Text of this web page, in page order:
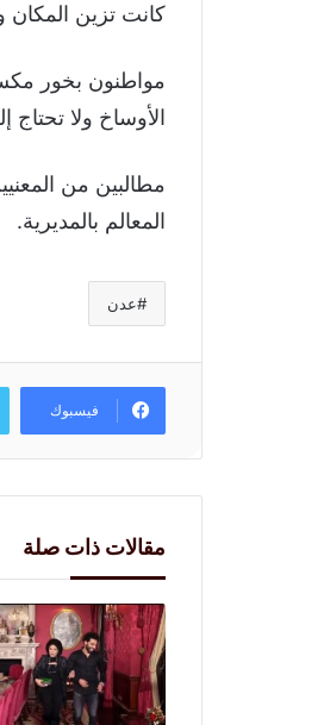
كانت تزين المكان
مواطنون بخور
الأوساخ ولا تحتاج
مطالبين من
المعالم بالمديرية.
عدن
فيسبوك
مقالات ذات صلة